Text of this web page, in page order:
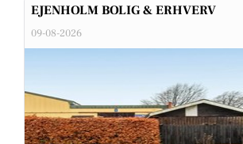
EJENHOLM BOLIG & ERHVERV
09-08-2026